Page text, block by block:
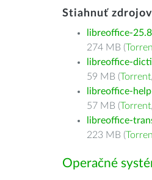
Stiahnuť
libreoffice-
274 MB (
libreoffice-
59 MB (Torrent,
libreoffice-
57 MB (Torrent,
libreoffice-
223 MB (
Operačné